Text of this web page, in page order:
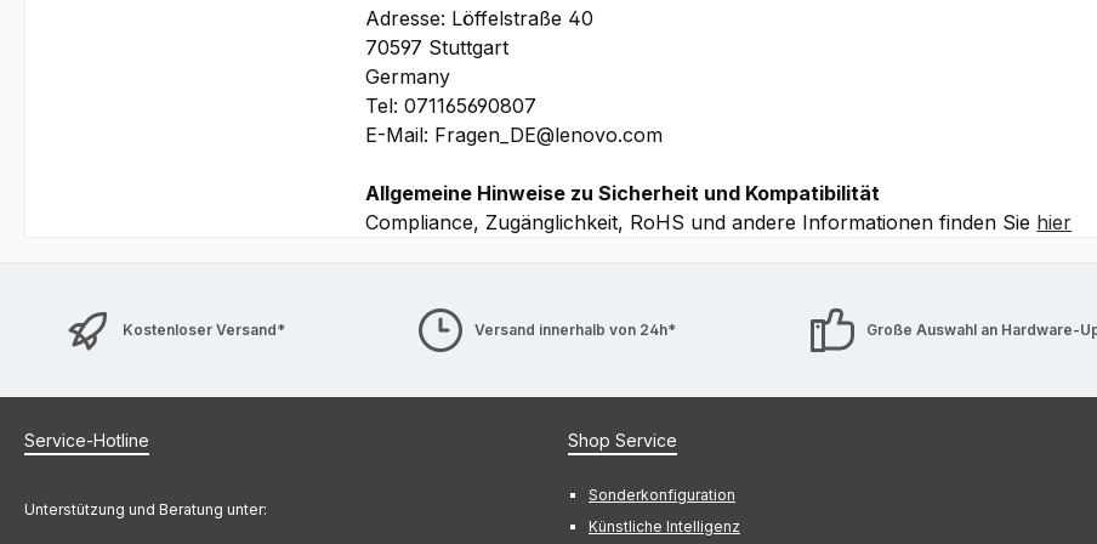
Bilder und technische Details ohne Gewähr.
Adresse: Löffelstraße 40
70597 Stuttgart
Germany
Tel: 071165690807
E-Mail: Fragen_DE@lenovo.com
Allgemeine Hinweise zu Sicherheit und Kompatibilität
Compliance, Zugänglichkeit, RoHS und andere Informationen finden Sie hier
Kostenloser Versand* Versand innerhalb von 24h* Große Auswahl an Hardware-
Service-Hotline
Unterstützung und Beratung unter:
Shop Service
Sonderkonfiguration
Künstliche Intelligenz